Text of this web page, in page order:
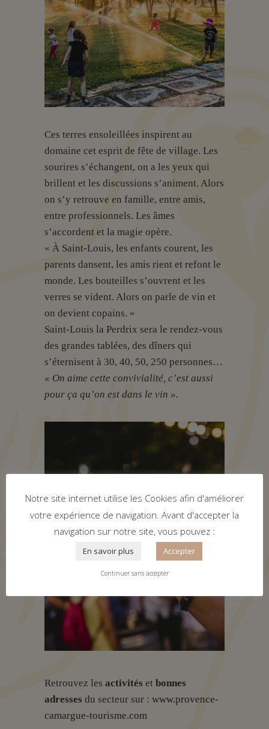
Ces terres ensoleillées inspirent au
domaine cet esprit de fête de village. Les
sourires s’échangent, on a les yeux qui
brillent et les discussions s’animent. Alors
on s’y retrouve en famille, entre amis,
entre professionnels. Les âmes
s’accordent et la magie opère.
« À Saint-Louis, les enfants courent, les
parents dansent, les amis rient et refont le
monde. Les bouteilles s’ouvrent et les
verres se vident. Alors on parle de vin et
on devient copains. »
Saint-Louis la Perdrix sera le rendez-vous
des grandes tablées, des dîners qui
s’éternisent à 30, 40, 50, 250 personnes…
« On aime cette convivialité, c’est aussi
pour ça qu’on est dans le vin ».
Retrouvez les activités et bonnes
adresses du secteur sur : www.provence-
camargue-tourisme.com
Notre site internet utilise les Cookies afin d'améliorer
votre expérience de navigation. Avant d'accepter la
navigation sur notre site, vous pouvez :
En savoir plus Accepter
Continuer sans accepter